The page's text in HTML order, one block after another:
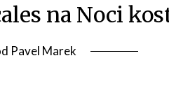
na Noci
Pavel Marek